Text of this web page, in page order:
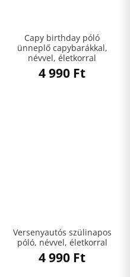
Capy birthday póló
ünneplő capybarákkal,
névvel, életkorral
4 990 Ft
Versenyautós szülinapos
póló, névvel, életkorral
4 990 Ft